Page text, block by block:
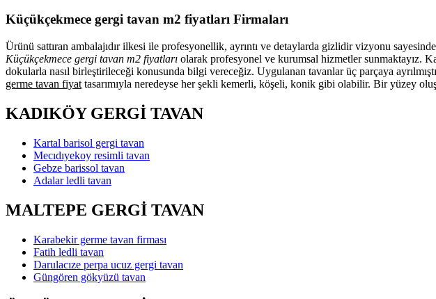
Küçükçekmece gergi tavan m2 fiyatları Firmaları
Ürünü sattıran ambalajıdır ilkesi ile profesyonellik, ayrıntı ve detaylarda gizlidir vizyonu
Küçükçekmece gergi tavan m2 fiyatları olarak profesyonel ve kurumsal hizmetler sunmaktayız.
dokularla nasıl birleştirileceği konusunda bilgi vereceğiz. Uygulanan tavanlar üç parçaya
germe tavan fiyat tasarımıyla neredeyse her şekli kemerli, köşeli, konik gibi olabilir. Bir yüzey
KADIKÖY GERGİ TAVAN
Kartal barisol gergi tavan
Mecıdıyekoy resimli tavan
Gebze barissol tavan
Adalar ledli tavan
MALTEPE GERGİ TAVAN
Karabekir germe tavan firması
Fatih ledli tavan
Darulacıze perpa ucuz gergi tavan
Güngören gökyüzü tavan